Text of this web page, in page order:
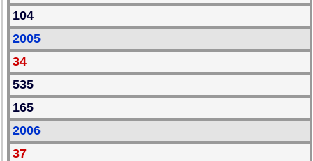
104
2005
34
535
165
2006
37